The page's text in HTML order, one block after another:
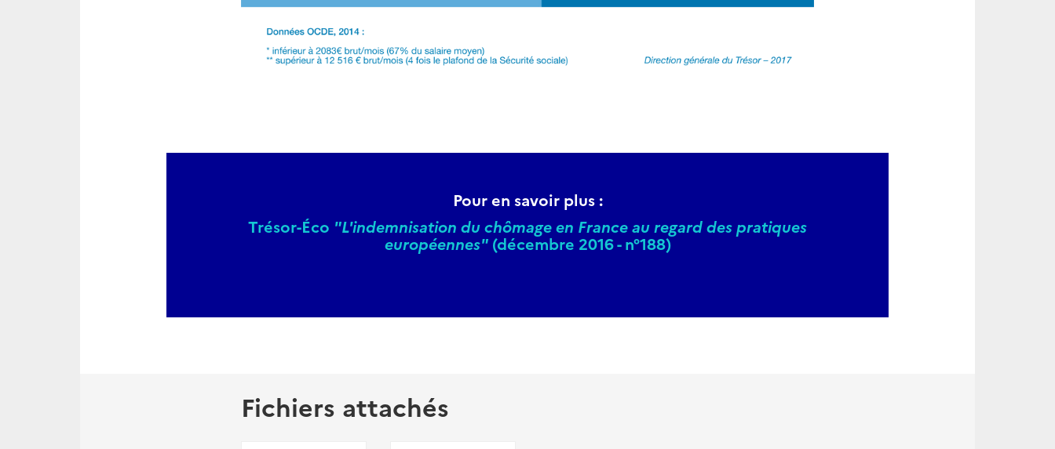
Pour en savoir plus :
Trésor-Éco "L'indemnisation du chômage en France au regard des pratiques
européennes" (décembre 2016 - n°188)
Fichiers attachés